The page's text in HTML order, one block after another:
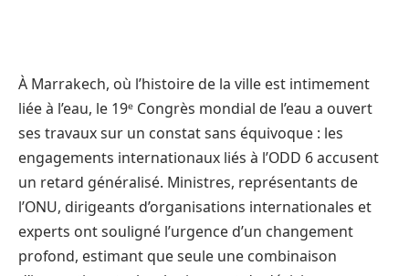
À Marrakech, où l’histoire de la ville est intimement
liée à l’eau, le 19ᵉ Congrès mondial de l’eau a ouvert
ses travaux sur un constat sans équivoque : les
engagements internationaux liés à l’ODD 6 accusent
un retard généralisé. Ministres, représentants de
l’ONU, dirigeants d’organisations internationales et
experts ont souligné l’urgence d’un changement
profond, estimant que seule une combinaison